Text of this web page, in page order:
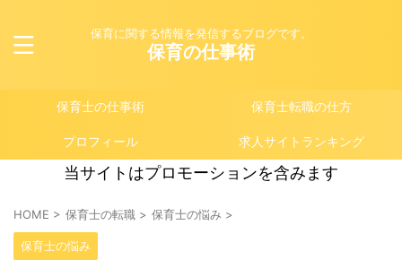
保育に関する情報を発信するブログです。
保育の仕事術
保育士の仕事術 保育士転職の仕方
プロフィール 求人サイトランキング
当サイトはプロモーションを含みます
HOME > 保育士の転職 > 保育士の悩み >
保育士の悩み